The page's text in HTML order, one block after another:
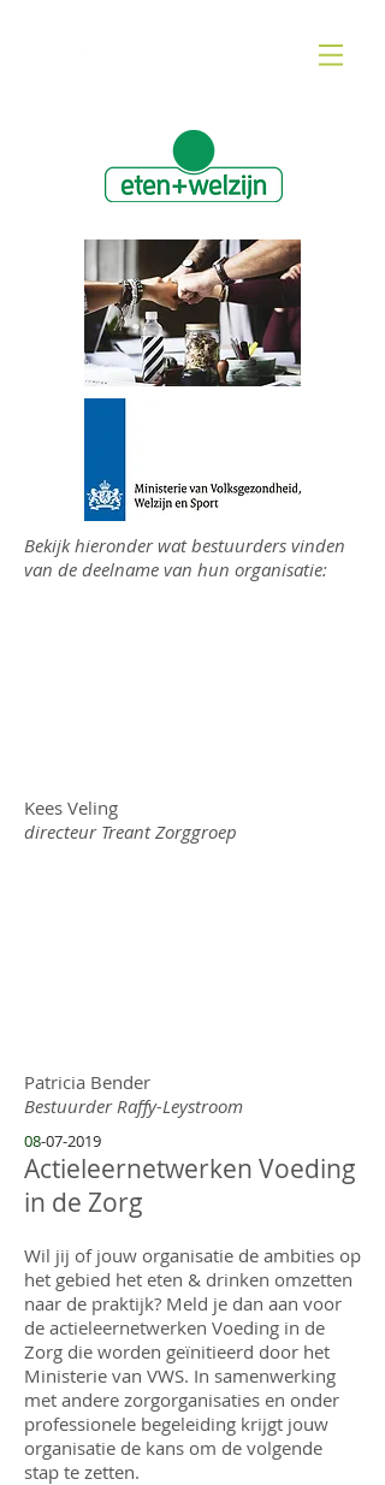
Bekijk hieronder wat bestuurders vinden
van de deelname van hun organisatie:
Kees Veling
directeur Treant Zorggroep
Patricia Bender
Bestuurder Raffy-Leystroom
08-07-2019
Actieleernetwerken Voeding
in de Zorg
Wil jij of jouw organisatie de ambities op
het gebied het eten & drinken omzetten
naar de praktijk? Meld je dan aan voor
de actieleernetwerken Voeding in de
Zorg die worden geïnitieerd door het
Ministerie van VWS. In samenwerking
met andere zorgorganisaties en onder
professionele begeleiding krijgt jouw
organisatie de kans om de volgende
stap te zetten.